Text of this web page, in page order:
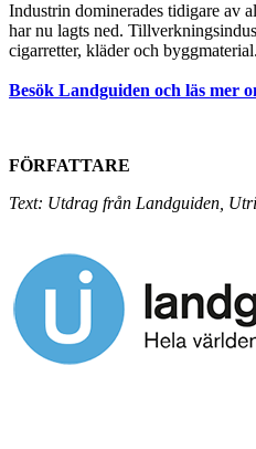
Industrin dominerades tidigare av
har nu lagts ned.
cigarretter, kläder och byggmaterial.
Besök Landguiden och läs mer
FÖRFATTARE
Text: Utdrag från Landguiden,